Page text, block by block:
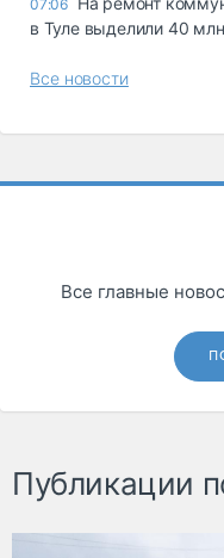
07:06
в Туле выделили 40
Все новости
Все главные
Публикации